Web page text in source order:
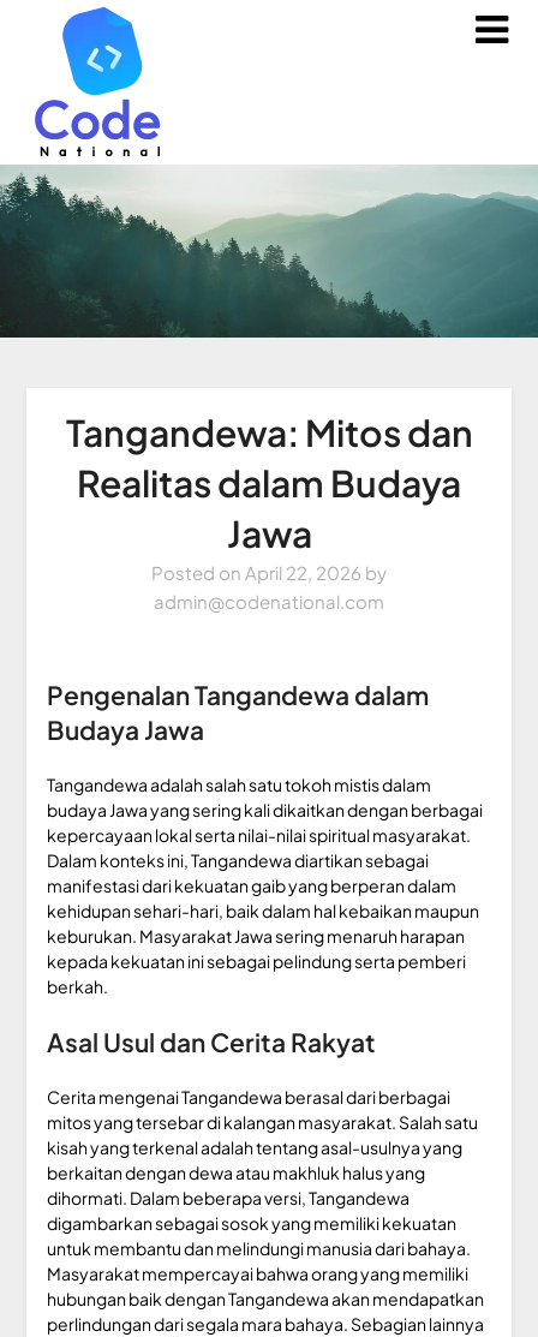
Tangandewa: Mitos dan
Realitas dalam Budaya
Jawa
Posted on April 22, 2026 by
admin@codenational.com
Pengenalan Tangandewa dalam
Budaya Jawa
Tangandewa adalah salah satu tokoh mistis dalam
budaya Jawa yang sering kali dikaitkan dengan berbagai
kepercayaan lokal serta nilai-nilai spiritual masyarakat.
Dalam konteks ini, Tangandewa diartikan sebagai
manifestasi dari kekuatan gaib yang berperan dalam
kehidupan sehari-hari, baik dalam hal kebaikan maupun
keburukan. Masyarakat Jawa sering menaruh harapan
kepada kekuatan ini sebagai pelindung serta pemberi
berkah.
Asal Usul dan Cerita Rakyat
Cerita mengenai Tangandewa berasal dari berbagai
mitos yang tersebar di kalangan masyarakat. Salah satu
kisah yang terkenal adalah tentang asal-usulnya yang
berkaitan dengan dewa atau makhluk halus yang
dihormati. Dalam beberapa versi, Tangandewa
digambarkan sebagai sosok yang memiliki kekuatan
untuk membantu dan melindungi manusia dari bahaya.
Masyarakat mempercayai bahwa orang yang memiliki
hubungan baik dengan Tangandewa akan mendapatkan
perlindungan dari segala mara bahaya. Sebagian lainnya